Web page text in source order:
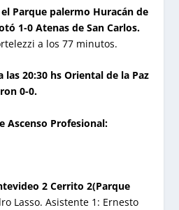
Parque palermo Huracán de
1-0 Atenas de San Carlos.
a los 77 minutos.
las 20:30 hs Oriental de la Paz
0-0.
Ascenso Profesional:
2 Cerrito 2(Parque
Lasso. Asistente 1: Ernesto